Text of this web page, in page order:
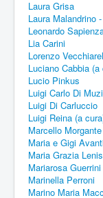
Laura Grisa
Laura Malandrino
Leonardo
Lia Carini
Lorenzo
Luciano Cabbia (a
Lucio Pinkus
Luigi Carlo Di
Luigi Di Carluccio
Luigi Reina (a
Marcello Morgante
Maria e Gigi
Maria Grazia
Mariarosa Guerrini
Marinella Perroni
Marino Maria